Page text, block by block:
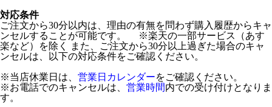
対応条件
ご注文から30分以内は、理由の有無を問わず購入履歴からキャ
ンセルすることが可能です。 ※楽天の一部サービス（あす
楽など）を除く また、ご注文から30分以上過ぎた場合のキャ
ンセルは、以下の対応条件をご確認ください。
※当店休業日は、 営業日カレンダーをご確認ください。
※お電話でのキャンセルは、 営業時間内での受け付けとなりま
す。